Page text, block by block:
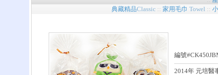
典藏精品Classic :: 家用毛巾 Towel ::
編號
2014年 元培醫